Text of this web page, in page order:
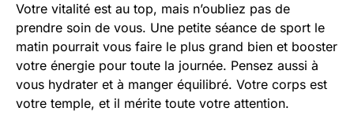
Votre vitalité est au top, mais n’oubliez pas de
prendre soin de vous. Une petite séance de sport le
matin pourrait vous faire le plus grand bien et booster
votre énergie pour toute la journée. Pensez aussi à
vous hydrater et à manger équilibré. Votre corps est
votre temple, et il mérite toute votre attention.